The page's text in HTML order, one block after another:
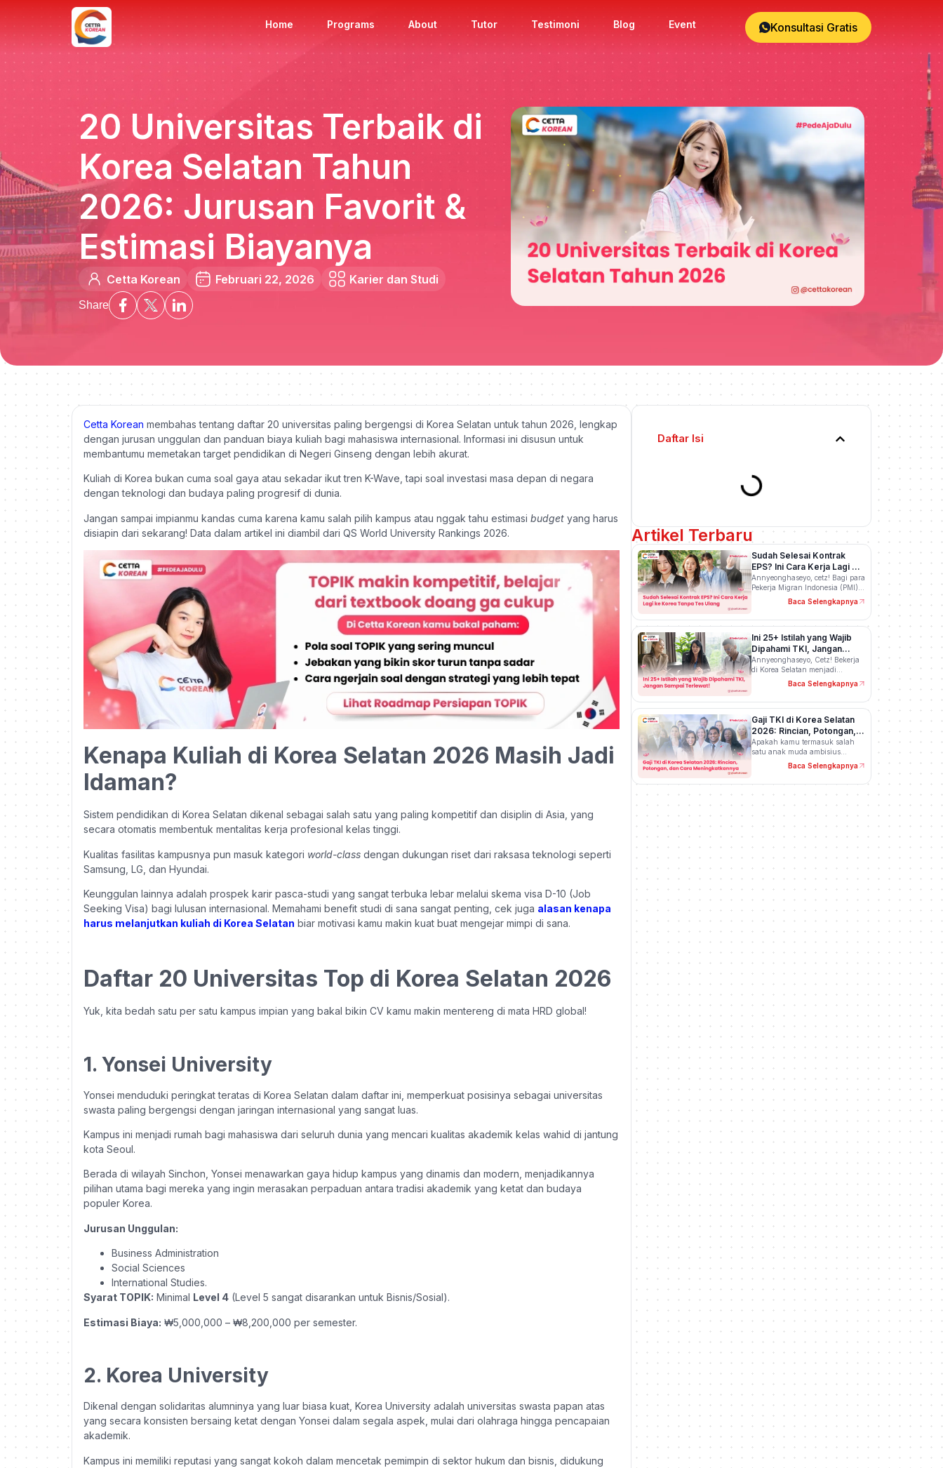
Home Programs About Tutor Testimoni Blog Event Konsultasi Gratis
20 Universitas Terbaik di
Korea Selatan Tahun
2026: Jurusan Favorit &
Estimasi Biayanya
Cetta Korean Februari 22, 2026 Karier dan Studi
Share
Cetta Korean membahas tentang daftar 20 universitas paling bergengsi di Korea Selatan untuk tahun 2026, lengkap
dengan jurusan unggulan dan panduan biaya kuliah bagi mahasiswa internasional. Informasi ini disusun untuk
membantumu memetakan target pendidikan di Negeri Ginseng dengan lebih akurat.
Kuliah di Korea bukan cuma soal gaya atau sekadar ikut tren K-Wave, tapi soal investasi masa depan di negara
dengan teknologi dan budaya paling progresif di dunia.
Jangan sampai impianmu kandas cuma karena kamu salah pilih kampus atau nggak tahu estimasi budget yang harus
disiapin dari sekarang! Data dalam artikel ini diambil dari QS World University Rankings 2026.
Kenapa Kuliah di Korea Selatan 2026 Masih Jadi
Idaman?
Sistem pendidikan di Korea Selatan dikenal sebagai salah satu yang paling kompetitif dan disiplin di Asia, yang
secara otomatis membentuk mentalitas kerja profesional kelas tinggi.
Kualitas fasilitas kampusnya pun masuk kategori world-class dengan dukungan riset dari raksasa teknologi seperti
Samsung, LG, dan Hyundai.
Keunggulan lainnya adalah prospek karir pasca-studi yang sangat terbuka lebar melalui skema visa D-10 (Job
Seeking Visa) bagi lulusan internasional. Memahami benefit studi di sana sangat penting, cek juga alasan kenapa
harus melanjutkan kuliah di Korea Selatan biar motivasi kamu makin kuat buat mengejar mimpi di sana.
Daftar 20 Universitas Top di Korea Selatan 2026
Yuk, kita bedah satu per satu kampus impian yang bakal bikin CV kamu makin mentereng di mata HRD global!
1. Yonsei University
Yonsei menduduki peringkat teratas di Korea Selatan dalam daftar ini, memperkuat posisinya sebagai universitas
swasta paling bergengsi dengan jaringan internasional yang sangat luas.
Kampus ini menjadi rumah bagi mahasiswa dari seluruh dunia yang mencari kualitas akademik kelas wahid di jantung
kota Seoul.
Berada di wilayah Sinchon, Yonsei menawarkan gaya hidup kampus yang dinamis dan modern, menjadikannya
pilihan utama bagi mereka yang ingin merasakan perpaduan antara tradisi akademik yang ketat dan budaya
populer Korea.
Jurusan Unggulan:
Business Administration
Social Sciences
International Studies.
Syarat TOPIK: Minimal Level 4 (Level 5 sangat disarankan untuk Bisnis/Sosial).
Estimasi Biaya: ₩5,000,000 – ₩8,200,000 per semester.
2. Korea University
Dikenal dengan solidaritas alumninya yang luar biasa kuat, Korea University adalah universitas swasta papan atas
yang secara konsisten bersaing ketat dengan Yonsei dalam segala aspek, mulai dari olahraga hingga pencapaian
akademik.
Kampus ini memiliki reputasi yang sangat kokoh dalam mencetak pemimpin di sektor hukum dan bisnis, didukung
Daftar Isi
Artikel Terbaru
Sudah Selesai Kontrak
EPS? Ini Cara Kerja Lagi ke
Korea Tanpa Tes Ulang
Annyeonghaseyo, cetz! Bagi para
Pekerja Migran Indonesia (PMI)…
Baca Selengkapnya
Ini 25+ Istilah yang Wajib
Dipahami TKI, Jangan
Sampai Terlewat!
Annyeonghaseyo, Cetz! Bekerja
di Korea Selatan menjadi
Baca Selengkapnya
Gaji TKI di Korea Selatan
2026: Rincian, Potongan,
dan Cara Meningkatkannya
Apakah kamu termasuk salah
satu anak muda ambisius…
Baca Selengkapnya